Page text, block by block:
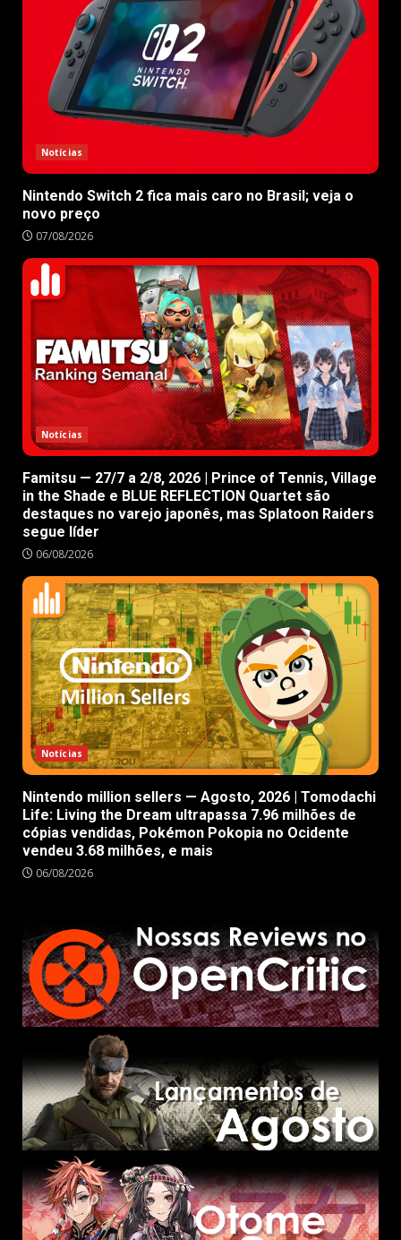
Notícias
Nintendo Switch 2 fica mais caro no Brasil; veja o
novo preço
07/08/2026
Notícias
Famitsu — 27/7 a 2/8, 2026 | Prince of Tennis, Village
in the Shade e BLUE REFLECTION Quartet são
destaques no varejo japonês, mas Splatoon Raiders
segue líder
06/08/2026
Notícias
Nintendo million sellers — Agosto, 2026 | Tomodachi
Life: Living the Dream ultrapassa 7.96 milhões de
cópias vendidas, Pokémon Pokopia no Ocidente
vendeu 3.68 milhões, e mais
06/08/2026